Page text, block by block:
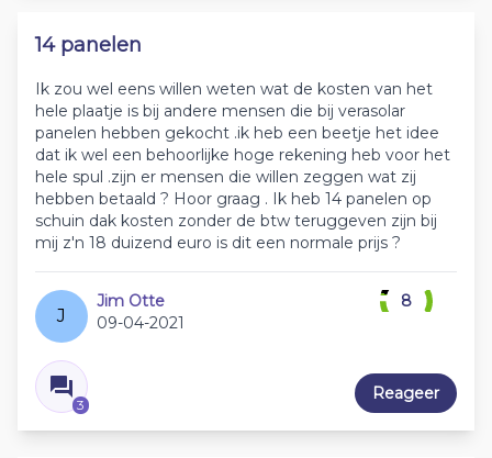
14 panelen
Ik zou wel eens willen weten wat de kosten van het
hele plaatje is bij andere mensen die bij verasolar
panelen hebben gekocht .ik heb een beetje het idee
dat ik wel een behoorlijke hoge rekening heb voor het
hele spul .zijn er mensen die willen zeggen wat zij
hebben betaald ? Hoor graag . Ik heb 14 panelen op
schuin dak kosten zonder de btw teruggeven zijn bij
mij z'n 18 duizend euro is dit een normale prijs ?
J
Jim Otte
09-04-2021
3
8
Reageer